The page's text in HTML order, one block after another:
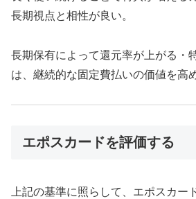
長期視点と相性が良い。
長期保有によって還元率が上がる・
は、継続的な固定費払いの価値を高
エポスカードを評価する
上記の基準に照らして、エポスカー